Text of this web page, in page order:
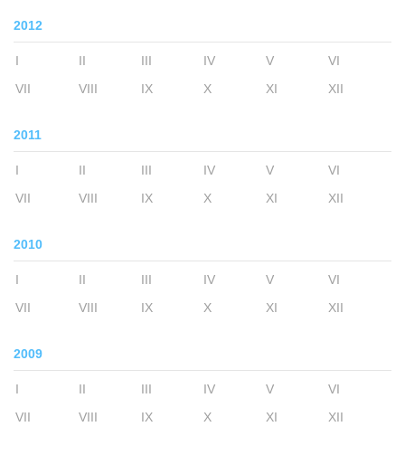
2012
I II III IV V
VI
VII
VIII IX X XI XII
2011
I II III IV V
VI
VII
VIII IX X XI XII
2010
I II III IV V
VI
VII
VIII IX X XI XII
2009
I II III IV V
VI
VII
VIII IX X XI XII